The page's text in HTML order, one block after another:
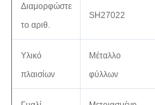
Διαμορφώστε
το αριθ.
SH27022
Υλικό
πλαισίων
Μέταλλο
φύλλων